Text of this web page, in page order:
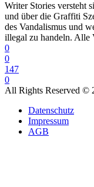
Writer Stories versteht
und über die Graffiti
des Vandalismus und
illegal zu handeln. Alle
0
0
147
0
All Rights Reserved ©
Datenschutz
Impressum
AGB